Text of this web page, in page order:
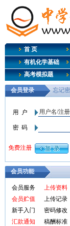
首 页
有机化学基础
高考模拟题
会员功能
会员服务 上传资料
会员贮值
上传记录
新手入门
密码修改
汇款通知
稿酬标准